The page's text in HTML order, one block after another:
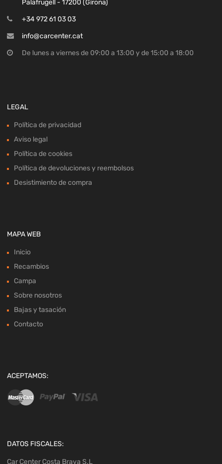
Palafrugell - 17200 (Girona)
+34 972 61 03 03
info@carcenter.cat
De lunes a viernes de 09:00 a 13:00 y de 15:00 a 18:00
LEGAL
Política de privacidad
Aviso legal
Política de cookies
Política de devoluciones y reembolsos
Desistimiento de compra
MAPA WEB
Inicio
Recambios
Campa
Sobre nosotros
Bajas y tasación
Contacto
ACEPTAMOS:
DATOS FISCALES:
Car Center Costa Brava S.L